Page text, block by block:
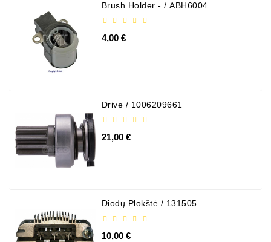
Brush Holder - / ABH6004
4,00 €
Drive / 1006209661
21,00 €
Diodų Plokštė / 131505
10,00 €